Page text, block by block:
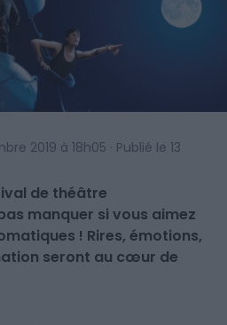
2019 à 18h05 · Publié le 13
de théâtre
manquer si vous aimez
! Rires, émotions,
seront au cœur de